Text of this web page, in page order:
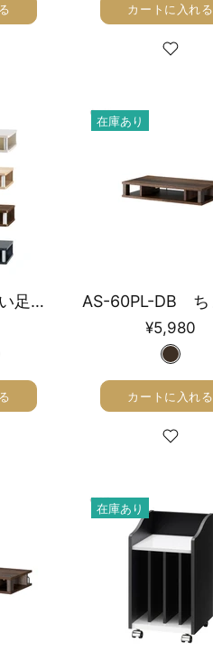
カートに入れる
AS-60CT ちょい足しラック 幅59cm
在庫あり
¥5,980
カートに入れる
在庫あり